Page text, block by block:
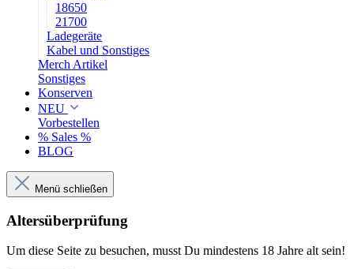
18650
21700
Ladegeräte
Kabel und Sonstiges
Merch Artikel
Sonstiges
Konserven
NEU
Vorbestellen
% Sales %
BLOG
Menü schließen
Altersüberprüfung
Um diese Seite zu besuchen, musst Du mindestens 18 Jahre alt sein!